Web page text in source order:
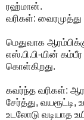
ரஹ்மான்.
வரிகள்: வைரமுத்து
மெதுவாக
எஸ்.பி.பி-யின்
கொள்கிறது.
கவர்ந்த வரிகள்:
சேர்த்து, வயரூட்டி,
உடலோடு வடியாத